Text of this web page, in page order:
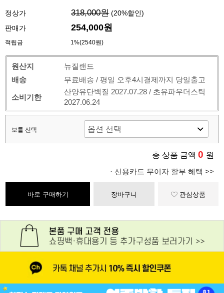
정상가 318,000원 (20%할인)
판매가
254,000원
적립금 1%(2540원)
원산지
뉴질랜드
배송
무료배송 / 평일 오후4시결제까지 당일출고
소비기한
산양유단백질 2027.07.28 / 초유파우더스틱
2027.06.24
보틀 선택
총 상품 금액 0 원
· 신용카드 무이자 할부 혜택 >>
바로 구매하기 장바구니 관심상품